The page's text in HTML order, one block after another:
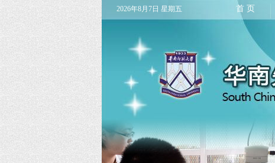
2026年8月7日 星期五 首 页